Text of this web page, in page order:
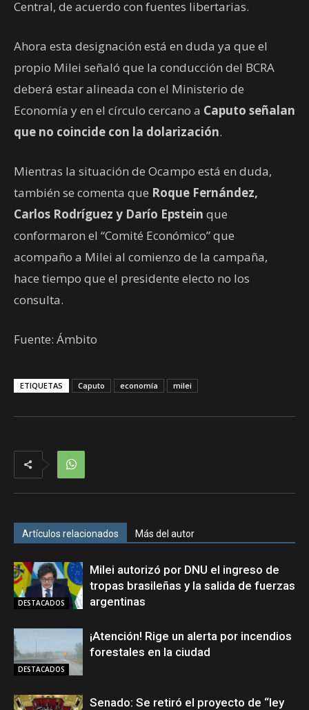
Central, de acuerdo con fuentes libertarias.
Ahora esta designación está en duda ya que el
propio Milei señaló que la conducción del BCRA
deberá estar alineada con el Ministerio de
Economía y en el círculo cercano a Caputo señalan
que no coincide con la dolarización.
Mientras la situación de Ocampo está en duda,
también se comenta que Roque Fernández,
Carlos Rodríguez y Darío Epstein que
conformaron el “Comité Económico” que
acompaño a Milei al comienzo de la campaña,
hace tiempo que el presidente electo no los
consulta.
Fuente: Ámbito
ETIQUETAS Caputo economía milei
Artículos relacionados Más del autor
DESTACADOS
Milei autorizó por DNU el ingreso de
tropas brasileñas y la salida de fuerzas
argentinas
DESTACADOS
¡Atención! Rige un alerta por incendios
forestales en la ciudad
Senado: Se retiró el proyecto de “ley